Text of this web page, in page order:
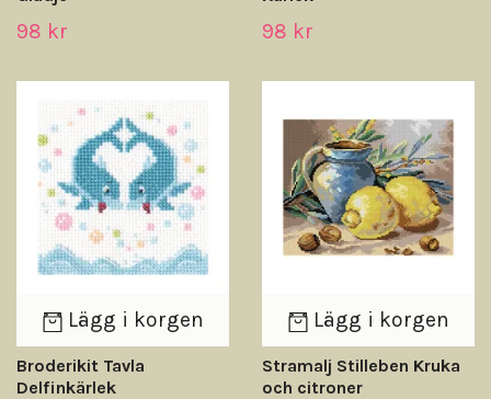
98 kr 98 kr
Lägg i korgen
Broderikit Tavla
Delfinkärlek
Lägg i korgen
Stramalj Stilleben Kruka
och citroner